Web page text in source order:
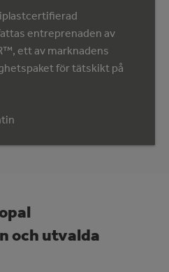
entreprenaden av
ett av marknadens
för tätskikt på
och utvalda